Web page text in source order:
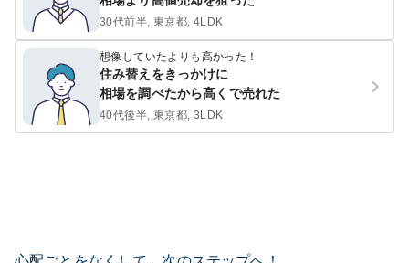
30代前半, 東京都, 4LDK
想像していたよりも高かった！
住み替えをきっかけに
相場を調べたから高くで売れた
40代後半, 東京都, 3LDK